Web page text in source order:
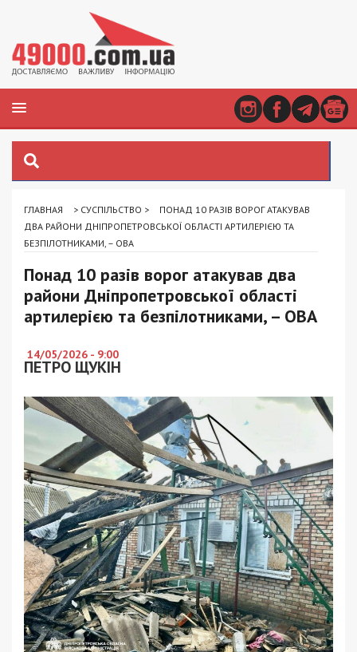
ГЛАВНАЯ > СУСПІЛЬСТВО >
ПОНАД 10 РАЗІВ ВОРОГ АТАКУВАВ
ДВА РАЙОНИ ДНІПРОПЕТРОВСЬКОЇ ОБЛАСТІ АРТИЛЕРІЄЮ ТА
БЕЗПІЛОТНИКАМИ, – ОВА
Понад 10 разів ворог атакував два
райони Дніпропетровської області
артилерією та безпілотниками, – ОВА
14/05/2026 - 9:00
ПЕТРО ЩУКІН